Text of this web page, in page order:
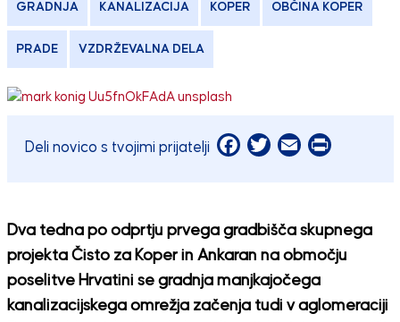
GRADNJA KANALIZACIJA KOPER OBČINA KOPER
PRADE VZDRŽEVALNA DELA
Deli novico s tvojimi prijatelji Facebook
Twitter
EmailPrint
Dva tedna po odprtju prvega gradbišča skupnega
projekta Čisto za Koper in Ankaran na območju
poselitve Hrvatini se gradnja manjkajočega
kanalizacijskega omrežja začenja tudi v aglomeraciji